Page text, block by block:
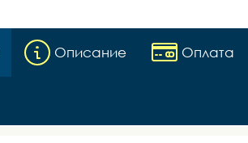
Описание Оплата